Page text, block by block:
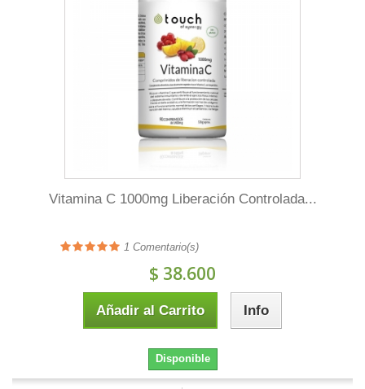
Vitamina C 1000mg Liberación Controlada...
1 Comentario(s)
$ 38.600
Añadir al Carrito Info
Disponible